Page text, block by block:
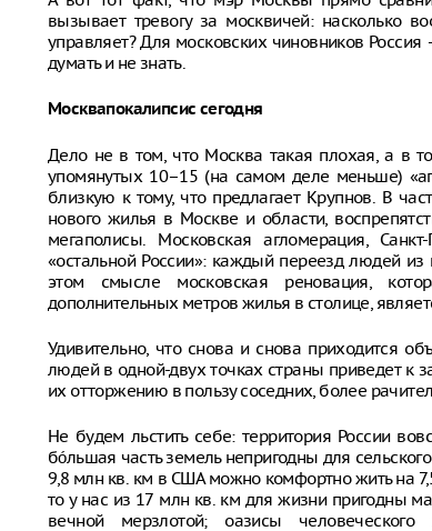
вызывает тревогу за москвичей: насколько
управляет? Для московских чиновников
думать и не знать.
Москвапокалипсис сегодня
Дело не в том, что Москва такая плохая, а в
упомянутых 10–15 (на самом деле меньше)
близкую к тому, что предлагает Крупнов. В
нового жилья в Москве и области,
мегаполисы. Московская агломерация,
«остальной России»: каждый переезд людей из
этом смысле московская реновация,
дополнительных метров жилья в столице,
Удивительно, что снова и снова приходится
людей в одной-двух точках страны приведет к
их отторжению в пользу соседних, более
Не будем льстить себе: территория России
бóльшая часть земель непригодны для
9,8 млн кв. км в США можно комфортно жить на
то у нас из 17 млн кв. км для жизни пригодны
вечной мерзлотой; оазисы